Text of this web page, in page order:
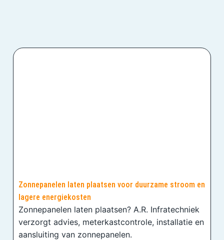
Zonnepanelen laten plaatsen voor duurzame stroom en
lagere energiekosten
Zonnepanelen laten plaatsen? A.R. Infratechniek
verzorgt advies, meterkastcontrole, installatie en
aansluiting van zonnepanelen.